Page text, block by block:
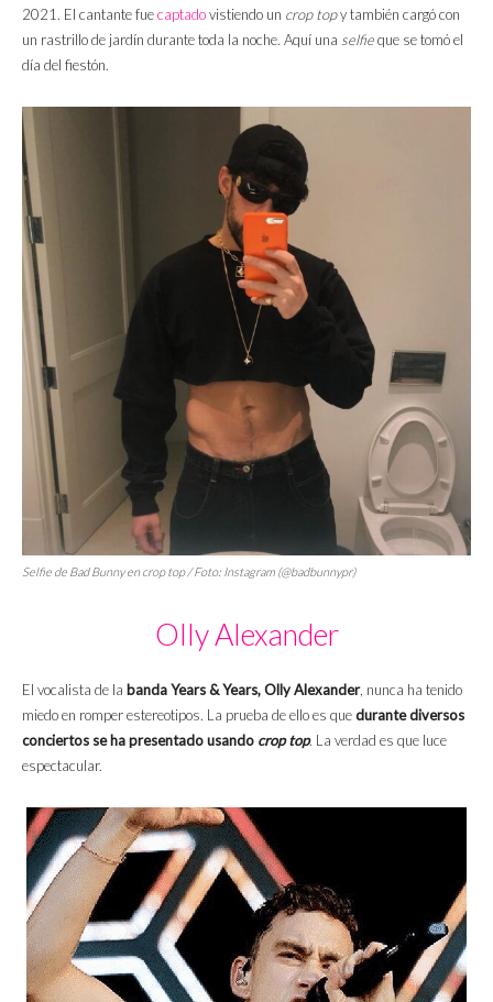
2021. El cantante fuecaptadovistiendo un crop topy también cargó con
un rastrillo de jardín durante toda la noche. Aquí una selfieque se tomó el
día del fiestón.
Selfie de Bad Bunny en crop top / Foto: Instagram (@badbunnypr)
Olly Alexander
El vocalista de la banda Years & Years, Olly Alexander, nunca ha tenido
miedo en romper estereotipos. La prueba de ello es quedurante diversos
conciertos se ha presentado usando crop top. La verdad es que luce
espectacular.